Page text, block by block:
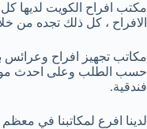
مكتب افراح الكويت لديها
الافراح ، كل ذلك تجده من
مكاتب تجهيز افراح
حسب الطلب وعلى احدث
فندقية.
لدينا افرع لمكاتبنا في